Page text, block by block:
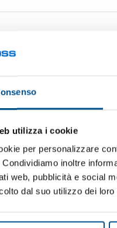
utilizza i cookie
per personalizzare
inoltre
web, pubblicità e social
dal suo utilizzo dei